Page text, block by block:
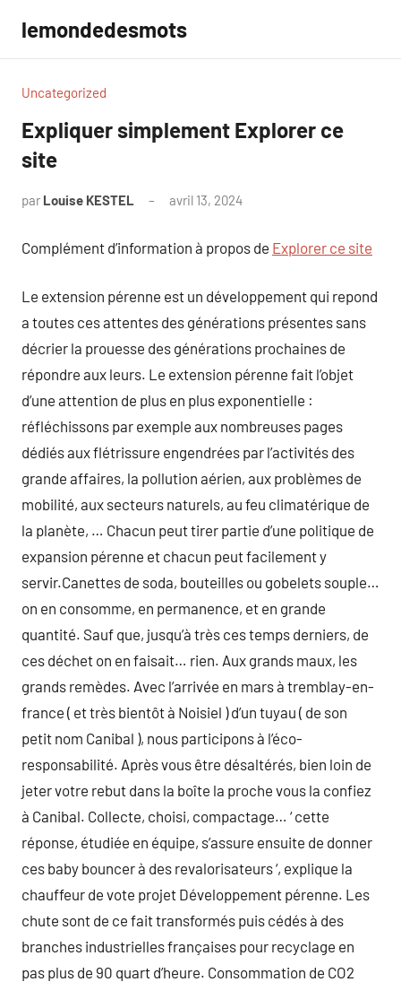
contenu
lemondedesmots
Uncategorized
Expliquer simplement Explorer ce
site
par Louise KESTEL avril 13, 2024
Complément d’information à propos de Explorer ce site
Le extension pérenne est un développement qui repond
a toutes ces attentes des générations présentes sans
décrier la prouesse des générations prochaines de
répondre aux leurs. Le extension pérenne fait l’objet
d’une attention de plus en plus exponentielle :
réfléchissons par exemple aux nombreuses pages
dédiés aux flétrissure engendrées par l’activités des
grande affaires, la pollution aérien, aux problèmes de
mobilité, aux secteurs naturels, au feu climatérique de
la planète, … Chacun peut tirer partie d’une politique de
expansion pérenne et chacun peut facilement y
servir.Canettes de soda, bouteilles ou gobelets souple…
on en consomme, en permanence, et en grande
quantité. Sauf que, jusqu’à très ces temps derniers, de
ces déchet on en faisait… rien. Aux grands maux, les
grands remèdes. Avec l’arrivée en mars à tremblay-en-
france ( et très bientôt à Noisiel ) d’un tuyau ( de son
petit nom Canibal ), nous participons à l’éco-
responsabilité. Après vous être désaltérés, bien loin de
jeter votre rebut dans la boîte la proche vous la confiez
à Canibal. Collecte, choisi, compactage… ‘ cette
réponse, étudiée en équipe, s’assure ensuite de donner
ces baby bouncer à des revalorisateurs ‘, explique la
chauffeur de vote projet Développement pérenne. Les
chute sont de ce fait transformés puis cédés à des
branches industrielles françaises pour recyclage en
pas plus de 90 quart d’heure. Consommation de CO2